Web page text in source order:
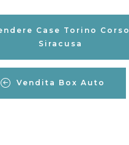
Case Torino Corso
Siracusa
Vendita Box Auto